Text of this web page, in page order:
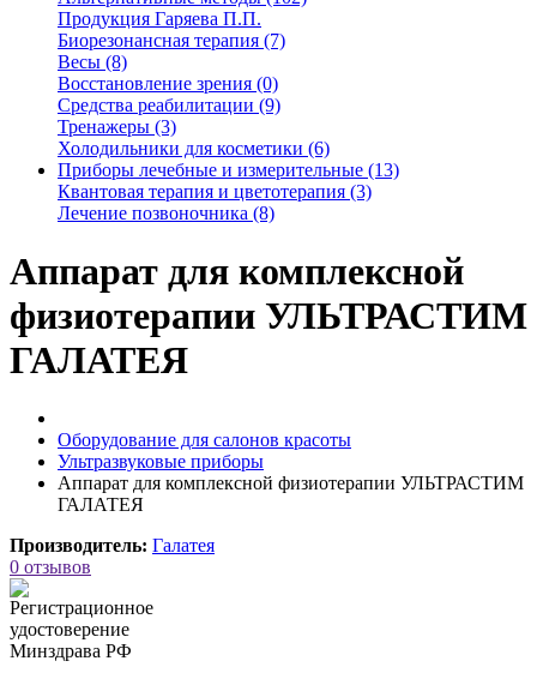
Продукция Гаряева П.П.
Биорезонансная терапия (7)
Весы (8)
Восстановление зрения (0)
Средства реабилитации (9)
Тренажеры (3)
Холодильники для косметики (6)
Приборы лечебные и измерительные (13)
Квантовая терапия и цветотерапия (3)
Лечение позвоночника (8)
Аппарат для комплексной
физиотерапии УЛЬТРАСТИМ
ГАЛАТЕЯ
Оборудование для салонов красоты
Ультразвуковые приборы
Аппарат для комплексной физиотерапии УЛЬТРАСТИМ
ГАЛАТЕЯ
Производитель: Галатея
0 отзывов